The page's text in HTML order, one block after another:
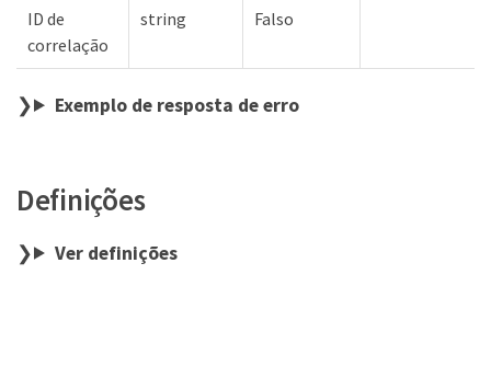
ID de
correlação
string Falso
Exemplo de resposta de erro
Definições
Ver definições